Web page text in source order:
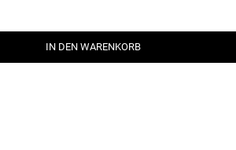
IN DEN WARENKORB